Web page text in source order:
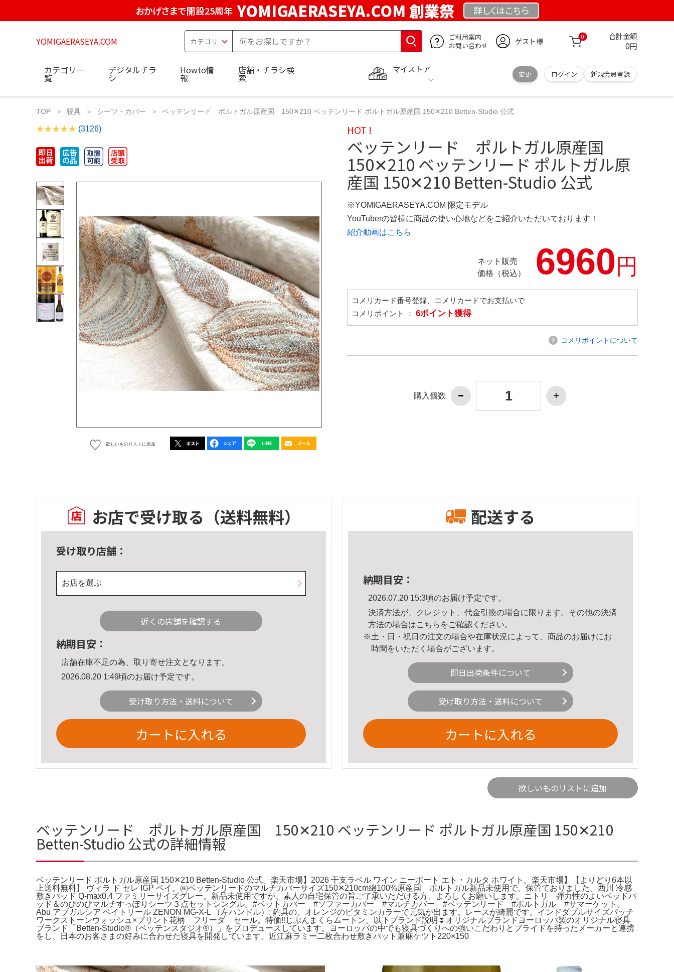
おかげさまで開設25周年 YOMIGAERASEYA.COM 創業祭 詳しくはこちら
YOMIGAERASEYA.COM
ご利用案内
お問い合わせ
ゲスト様 0 合計金額
0円
マイストア
変更 ログイン 新規会員登録
カテゴリ一
覧
デジタルチラ
シ
Howto情
報
店舗・チラシ検
索
TOP 寝具 シーツ・カバー ベッテンリード ポルトガル原産国 150✕210 ベッテンリード ポルトガル原産国 150✕210 Betten-Studio 公式
(3126)
欲しいものリストに追加
HOT !
ベッテンリード ポルトガル原産国
150✕210 ベッテンリード ポルトガル原
産国 150✕210 Betten-Studio 公式
※YOMIGAERASEYA.COM 限定モデル
YouTuberの皆様に商品の使い心地などをご紹介いただいております！
紹介動画はこちら
ネット販売
価格（税込）
6960円
コメリカード番号登録、コメリカードでお支払いで
コメリポイント ： 6ポイント獲得
コメリポイントについて
購入個数
お店で受け取る （送料無料）
受け取り店舗：
お店を選ぶ
近くの店舗を確認する
納期目安：
店舗在庫不足の為、取り寄せ注文となります。
2026.08.20 1:49頃のお届け予定です。
受け取り方法・送料について
カートに入れる
配送する
納期目安：
2026.07.20 15:3頃のお届け予定です。
決済方法が、クレジット、代金引換の場合に限ります。その他の決済
方法の場合はこちら をご確認ください。
※土・日・祝日の注文の場合や在庫状況によって、商品のお届けにお
時間をいただく場合がございます。
即日出荷条件について
受け取り方法・送料について
カートに入れる
欲しいものリストに追加
ベッテンリード ポルトガル原産国 150✕210 ベッテンリード ポルトガル原産国 150✕210
Betten-Studio 公式の詳細情報
ベッテンリード ポルトガル原産国 150✕210 Betten-Studio 公式。楽天市場】2026 干支ラベル ワイン ニーポート エト・カルタ ホワイト。楽天市場】【よりどり6本以
上送料無料】 ヴィラ ド セレ IGP ペイ。㈱ベッテンリードのマルチカバーサイズ150✕210cm綿100%原産国 ポルトガル新品未使用で、保管ておりました。西川 冷感
敷きパッド Q-max0.4 ファミリーサイズグレー。新品未使用ですが、素人の自宅保管の旨ご了承いただける方、よろしくお願いします。ニトリ 弾力性のよいベッドパ
ッド＆のびのびマルチすっぽりシーツ３点セットシングル。#ベットカバー #ソファーカバー #マルチカバー #ベッテンリード #ポルトガル #サマーケット。
Abu アブガルシア ベイトリール ZENON MG-X-L （左ハンドル）: 釣具の。オレンジのビタミンカラーで元気が出ます。レースが綺麗です。インドダブルサイズパッチ
ワークストーンウォッシュ×プリント花柄 フリーダ セール。特価‼️じぶんまくらムートン。以下ブランド説明⏬オリジナルブランドヨーロッパ製のオリジナル寝具
ブランド「Betten-Studio®（ベッテンスタジオ®）」をプロデュースしています。ヨーロッパの中でも寝具づくりへの強いこだわりとプライドを持ったメーカーと連携
をし、日本のお客さまの好みに合わせた寝具を開発しています。近江麻ラミー二枚合わせ敷きパット兼麻ケツト220×150